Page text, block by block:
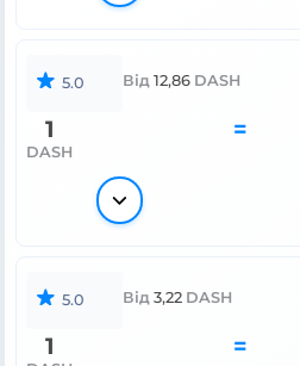
5.0 Від 12,86 DASH
1
DASH
=
5.0 Від 3,22 DASH
1 =